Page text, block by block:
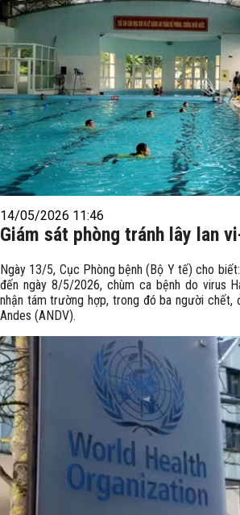
14/05/2026 11:46
Giám sát phòng tránh lây lan
Ngày 13/5, Cục Phòng bệnh (Bộ Y tế) cho
đến ngày 8/5/2026, chùm ca bệnh do virus
nhận tám trường hợp, trong đó ba người chết,
Andes (ANDV).